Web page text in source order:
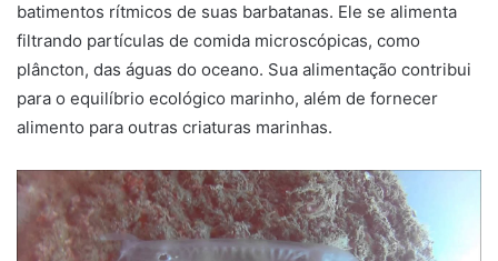
batimentos rítmicos de suas barbatanas. Ele se alimenta
filtrando partículas de comida microscópicas, como
plâncton, das águas do oceano. Sua alimentação contribui
para o equilíbrio ecológico marinho, além de fornecer
alimento para outras criaturas marinhas.